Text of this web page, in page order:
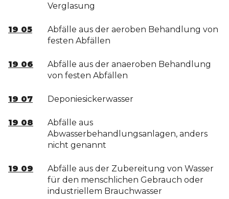
Verglasung
19 05
Abfälle aus der aeroben Behandlung von
festen Abfällen
19 06
Abfälle aus der anaeroben Behandlung
von festen Abfällen
19 07 Deponiesickerwasser
19 08
Abfälle aus
Abwasserbehandlungsanlagen, anders
nicht genannt
19 09
Abfälle aus der Zubereitung von Wasser
für den menschlichen Gebrauch oder
industriellem Brauchwasser